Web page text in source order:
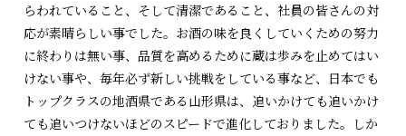
らわれていること、そして清潔であること、社員の皆さんの対
応が素晴らしい事でした。お酒の味を良くしていくための努力
に終わりは無い事、品質を高めるために蔵は歩みを止めてはい
けない事や、毎年必ず新しい挑戦をしている事など、日本でも
トップクラスの地酒県である山形県は、追いかけても追いかけ
ても追いつけないほどのスピードで進化しておりました。しか